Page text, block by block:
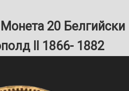
20 Белгийски
II 1866- 1882